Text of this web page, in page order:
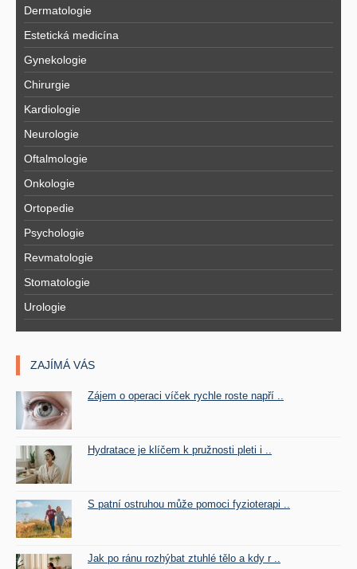
Dermatologie
Estetická medicína
Gynekologie
Chirurgie
Kardiologie
Neurologie
Oftalmologie
Onkologie
Ortopedie
Psychologie
Revmatologie
Stomatologie
Urologie
ZAJÍMÁ VÁS
Zájem o operaci víček rychle roste napří ..
Hydratace je klíčem k pružnosti pleti i ..
S patní ostruhou může pomoci fyzioterapi ..
Jak po ránu rozhýbat ztuhlé tělo a kdy r ..